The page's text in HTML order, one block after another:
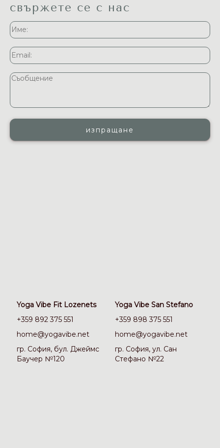
свържете се с нас
Yoga Vibe Fit Lozenets
+359 892 375 551
home@yogavibe.net
гр. София, бул. Джеймс
Баучер №120
Yoga Vibe San Stefano
+359 898 375 551
home@yogavibe.net
гр. София, ул. Сан
Стефано №22